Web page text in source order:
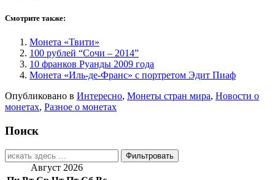
Смотрите также:
Монета «Твити»
100 рублей “Сочи – 2014”
10 франков Руанды 2009 года
Монета «Иль-де-Франс» с портретом Эдит Пиаф
Опубликовано в Интересно, Монеты стран мира, Новости о
монетах, Разное о монетах
Поиск
Найти:
Август 2026